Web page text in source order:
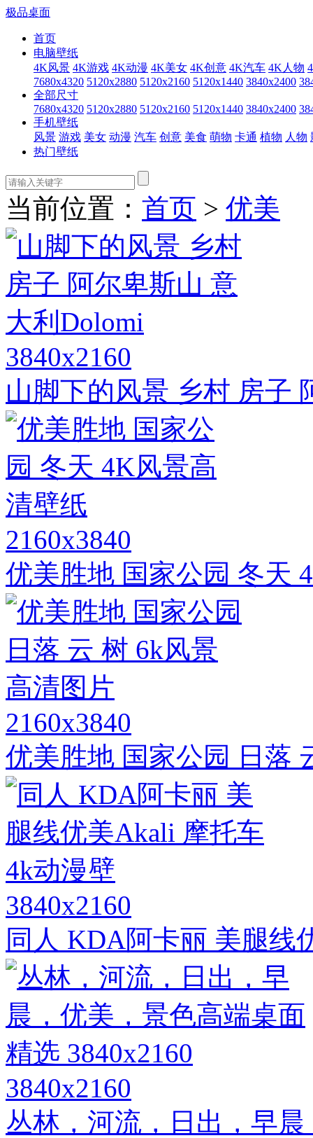
极品桌面
首页
电脑壁纸
4K风景 4K游戏 4K动漫 4K美女 4K创意 4K汽车 4K人物
7680x4320 5120x2880 5120x2160 5120x1440 3840x2400
全部尺寸
7680x4320 5120x2880 5120x2160 5120x1440 3840x2400
手机壁纸
风景 游戏 美女 动漫 汽车 创意 美食 萌物 卡通 植物 人物
热门壁纸
当前位置： 首页 > 优美
3840x2160
山脚下的风景 乡村 房子
2160x3840
优美胜地 国家公园 冬天
2160x3840
优美胜地 国家公园 日落
3840x2160
同人 KDA阿卡丽 美腿线
3840x2160
丛林，河流，日出，早